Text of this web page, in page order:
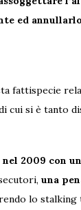
ed
fattispecie
cui si è tanto
2009 con
una
lo stalking